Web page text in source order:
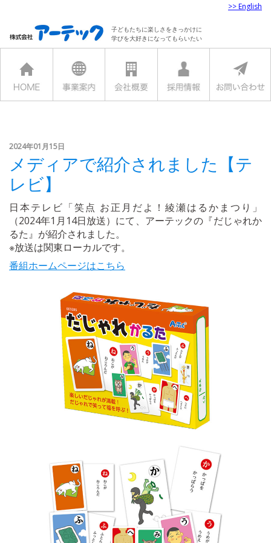
>> English
子どもたちに楽しさをきっかけに
学びを大好きになってもらいたい
2024年01月15日
メディアで紹介されました【テ
レビ】
日本テレビ「笑点 お正月だよ！綾瀬はるかまつり」
（2024年1月14日放送）にて、アーテックの『だじゃれか
るた』が紹介されました。
※放送は関東ローカルです。
番組ホームページはこちら